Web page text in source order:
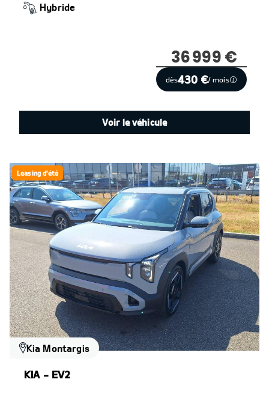
Hybride
36 999 €
dès430 €/ mois
Voir le véhicule
Leasing d'été
Kia Montargis
KIA - EV2